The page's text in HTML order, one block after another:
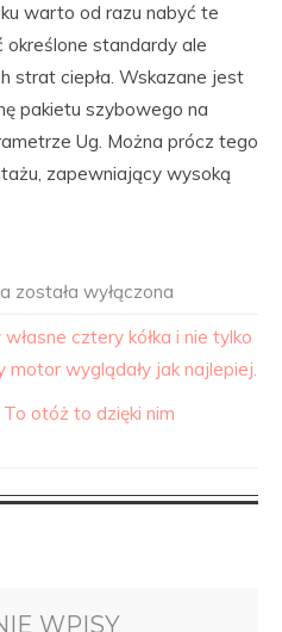
warto od razu nabyć te
określone standardy ale
strat ciepła. Wskazane jest
pakietu szybowego na
Ug. Można prócz tego
zapewniający wysoką
została wyłączona
cztery kółka i nie tylko
wyglądały jak najlepiej.
otóż to dzięki nim
WPISY